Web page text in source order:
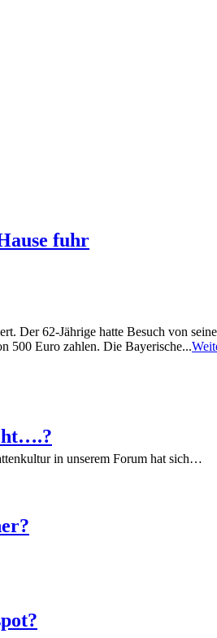
fuhr
Der 62-Jährige hatte Besuch von
500 Euro zahlen. Die Bayerische...
in unserem Forum hat sich…